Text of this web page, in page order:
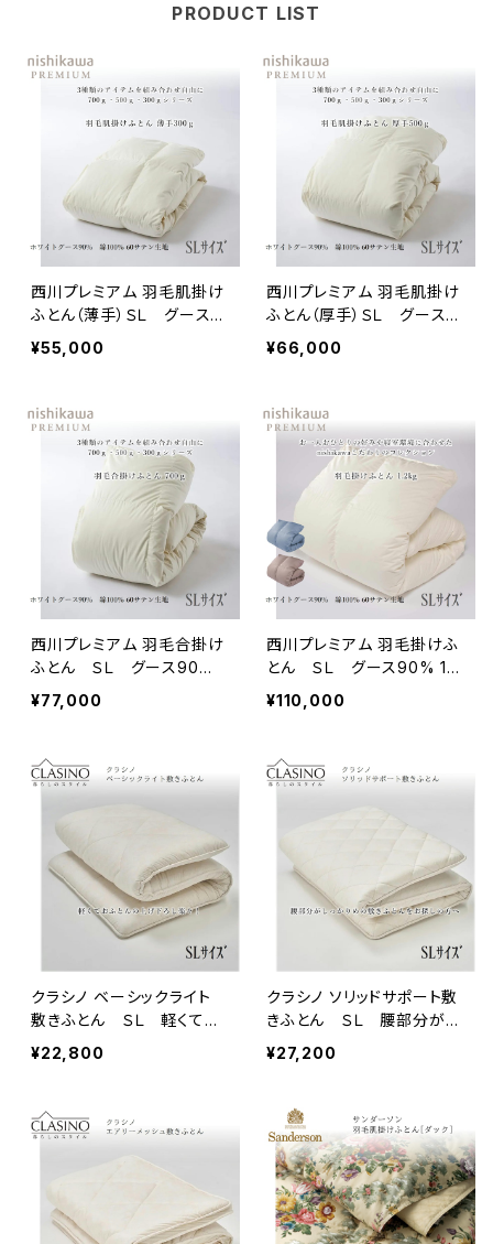
PRODUCT LIST
西川プレミアム 羽毛肌掛け
ふとん（薄手）ＳＬ グース9
0% 0.3kg 綿生地60サテ
ン 組み合わせタイプ
¥55,000
西川プレミアム 羽毛肌掛け
ふとん（厚手）ＳＬ グース9
0% 0.5kg 綿生地60サテ
ン 組み合わせタイプ
¥66,000
西川プレミアム 羽毛合掛け
ふとん ＳＬ グース90%
0.7kg 綿生地60サテン
独自のユニステークキル
¥77,000
西川プレミアム 羽毛掛けふ
とん ＳＬ グース90% 1.2
kg 綿生地60サテン 独
自のユニステークキルト
アイボリー/ブルー/グレー
¥110,000
クラシノ ベーシックライト
敷きふとん ＳＬ 軽くて上
げ下ろし楽々／レギュラー
タイプ／側生地に抗菌加工
生ポリエステルわた使用／
日本製
¥22,800
クラシノ ソリッドサポート敷
きふとん ＳＬ 腰部分がし
っかりバランス固わた使用
／側生地に抗菌加工／西川
エステルわた使用／日本製
¥27,200